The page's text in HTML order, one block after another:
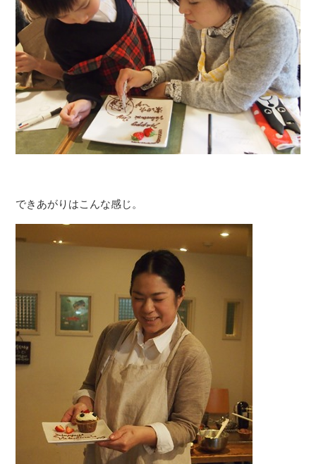
できあがりはこんな感じ。